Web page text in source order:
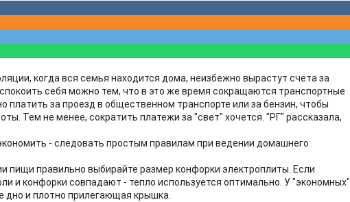
когда вся семья находится дома, неизбежно вырастут счета за
себя можно тем, что в это же время сокращаются транспортные
платить за проезд в общественном транспорте или за бензин, чтобы
Тем не менее, сократить платежи за "свет" хочется. "РГ" рассказала,
- следовать простым правилам при ведении домашнего
пищи правильно выбирайте размер конфорки электроплиты. Если
и конфорки совпадают - тепло используется оптимально. У "экономных"
дно и плотно прилегающая крышка.